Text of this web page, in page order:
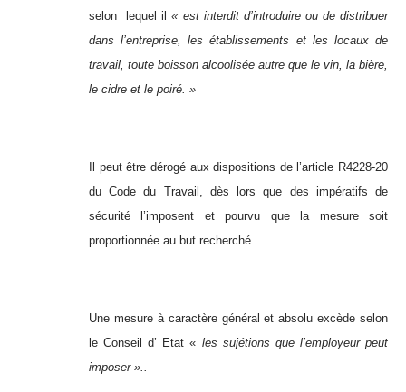
selon lequel il« est interdit d’introduire ou de distribuer
dans l’entreprise, les établissements et les locaux de
travail, toute boisson alcoolisée autre que le vin, la bière,
le cidre et le poiré. »
Il peut être dérogé aux dispositions de l’article R4228-20
du Code du Travail, dès lors que des impératifs de
sécurité l’imposent et pourvu que la mesure soit
proportionnée au but recherché.
Une mesure à caractère général et absolu excède selon
le Conseil d’ Etat « les sujétions que l’employeur peut
imposer »..